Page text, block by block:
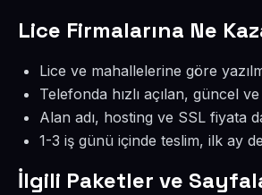
Lice Firmalarına Ne
Lice ve mahallelerine göre
Telefonda hızlı açılan, güncel
Alan adı, hosting ve SSL fiyata
1-3 iş günü içinde teslim, ilk ay
İlgili Paketler ve